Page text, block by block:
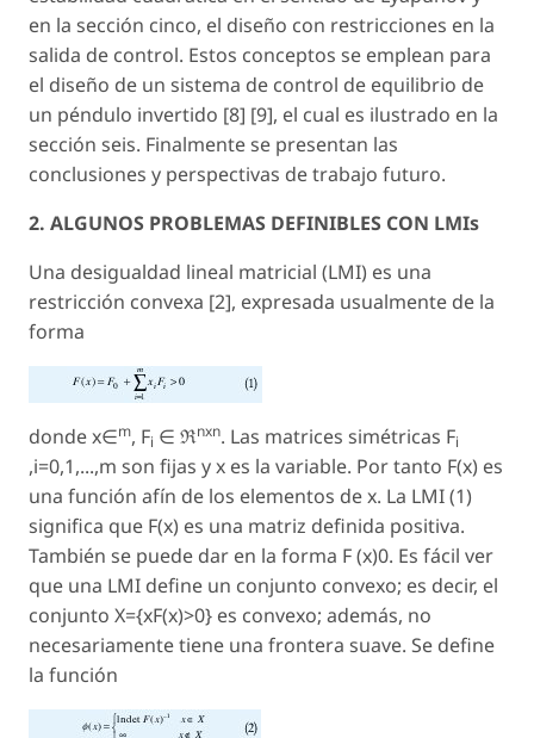
en la sección cinco, el diseño con restricciones en la
salida de control. Estos conceptos se emplean para
el diseño de un sistema de control de equilibrio de
un péndulo invertido [8] [9], el cual es ilustrado en la
sección seis. Finalmente se presentan las
conclusiones y perspectivas de trabajo futuro.
2. ALGUNOS PROBLEMAS DEFINIBLES CON LMIs
Una desigualdad lineal matricial (LMI) es una
restricción convexa [2], expresada usualmente de la
forma
donde x∈m, Fi ∈ ℜnxn. Las matrices simétricas Fi
,i=0,1,...,m son fijas y x es la variable. Por tanto F(x) es
una función afín de los elementos de x. La LMI (1)
significa que F(x) es una matriz definida positiva.
También se puede dar en la forma F (x)0. Es fácil ver
que una LMI define un conjunto convexo; es decir, el
conjunto X={xF(x)>0} es convexo; además, no
necesariamente tiene una frontera suave. Se define
la función